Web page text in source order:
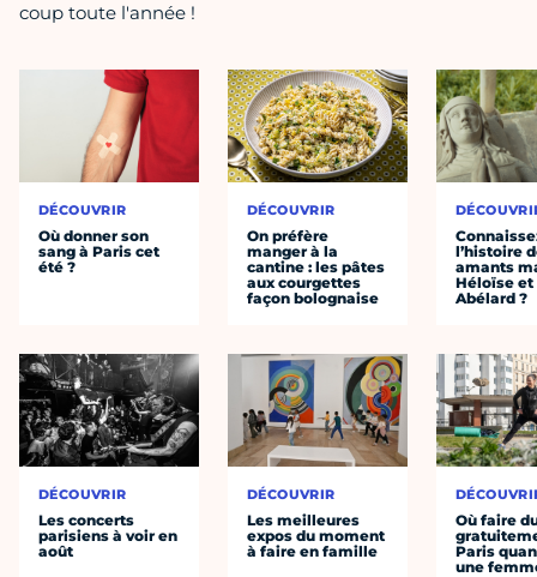
coup toute l'année !
DÉCOUVRIR
Où donner son
sang à Paris cet
été ?
DÉCOUVRIR
Les concerts
parisiens à voir en
août
DÉCOUVRIR
On préfère
manger à la
cantine : les pâtes
aux courgettes
façon bolognaise
DÉCOUVRIR
Les meilleures
expos du moment
à faire en famille
l’histoire
amants
Héloïse et
Abélard ?
Où faire
Paris
une